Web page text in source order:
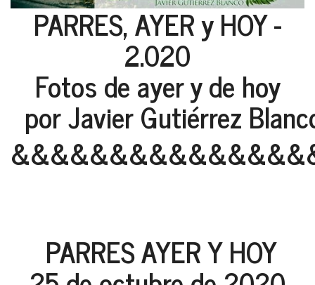
PARRES, AYER y HOY -
2.020
Fotos de ayer y de hoy
por Javier Gutiérrez
PARRES AYER Y HOY